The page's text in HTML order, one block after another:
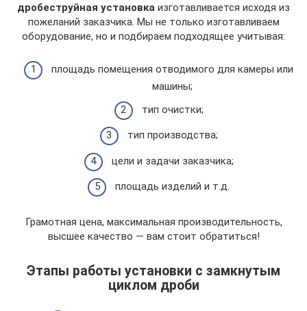
дробеструйная установка изготавливается исходя из
пожеланий заказчика. Мы не только изготавливаем
оборудование, но и подбираем подходящее учитывая:
площадь помещения отводимого для камеры или
машины;
тип очистки;
тип производства;
цели и задачи заказчика;
площадь изделий и т.д.
Грамотная цена, максимальная производительность,
высшее качество — вам стоит обратиться!
Этапы работы установки с замкнутым
циклом дроби